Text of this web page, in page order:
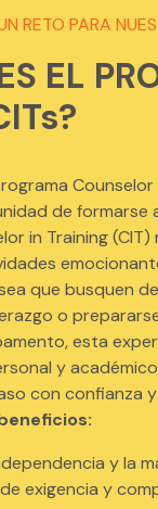
RETO PARA
EL
Counselor
de formarse
in Training
que busquen
o
esta
y
con confianza
y la
exigencia y